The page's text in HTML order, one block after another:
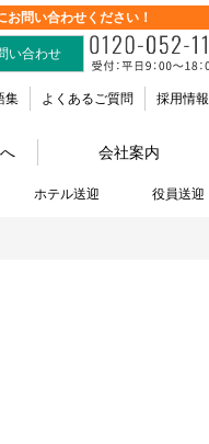
問い合わせください！
い合わせ
集 よくあるご質問 採用情報
会社案内
ホテル送迎 役員送迎